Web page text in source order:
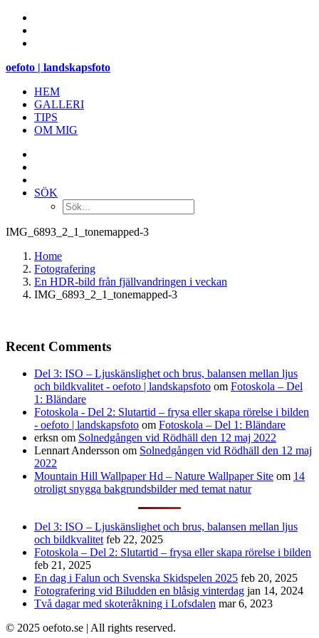
oefoto | landskapsfoto
HEM
GALLERI
TIPS
OM MIG
SÖK
IMG_6893_2_1_tonemapped-3
Home
Fotografering
En HDR-bild från fjällvandringen i veckan
IMG_6893_2_1_tonemapped-3
Recent Comments
Del 3: ISO – Ljuskänslighet och brus, balansen mellan ljus
och bildkvalitet - oefoto | landskapsfoto om Fotoskola – Del
1: Bländare
Fotoskola - Del 2: Slutartid – frysa eller skapa rörelse i bilden
- oefoto | landskapsfoto om Fotoskola – Del 1: Bländare
erksn om Solnedgången vid Rödhäll den 12 maj 2022
Lennart Andersson om Solnedgången vid Rödhäll den 12 maj
2022
Mountain Hill Wallpaper Hd – Nature Wallpaper Site om 14
otroligt snygga bakgrundsbilder med temat natur
Del 3: ISO – Ljuskänslighet och brus, balansen mellan ljus
och bildkvalitet feb 22, 2025
Fotoskola – Del 2: Slutartid – frysa eller skapa rörelse i bilden
feb 21, 2025
En dag i Falun och Svenska Skidspelen 2025 feb 20, 2025
Fotografering vid Biludden en blåsig vinterdag jan 14, 2024
Två dagar med skoteråkning i Lofsdalen mar 6, 2023
© 2025 oefoto.se | All rights reserved.